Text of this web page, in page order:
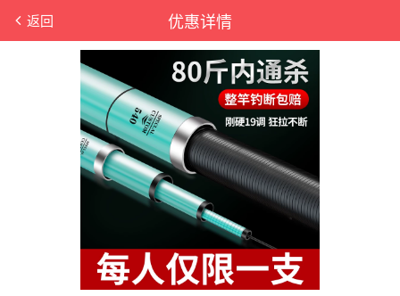
优惠详情
返回